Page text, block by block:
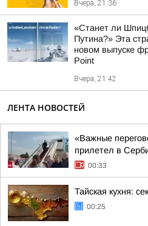
Вчера, 21:36
«Станет ли
Путина?» Эта
новом выпуске
Point
Вчера, 21:42
ЛЕНТА НОВОСТЕЙ
«Важные
прилетел в
00:33
Тайская кухня:
00:25